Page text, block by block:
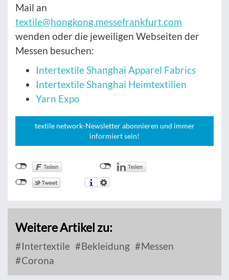
Mail an
textile@hongkong.messefrankfurt.com
wenden oder die jeweiligen Webseiten der
Messen besuchen:
Intertextile Shanghai Apparel Fabrics
Intertextile Shanghai Heimtextilien
Yarn Expo
textile network-Newsletter abonnieren und immer
informiert sein!
Weitere Artikel zu:
Intertextile Bekleidung
Messen
Corona